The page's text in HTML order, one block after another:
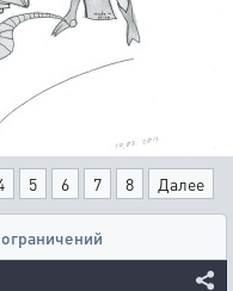
5 6 7 8 Далее